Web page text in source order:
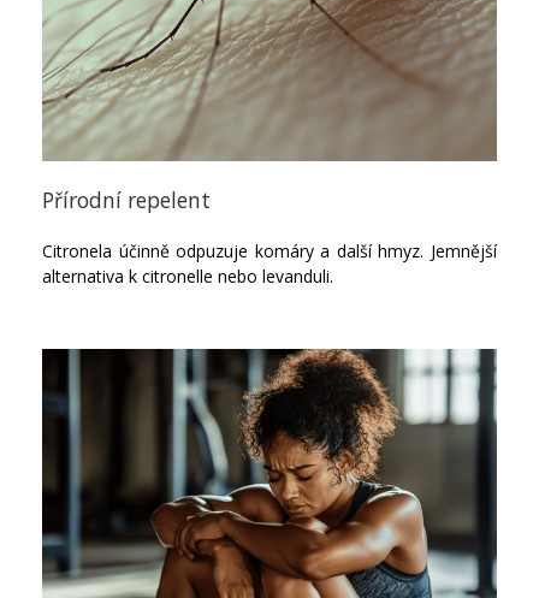
Přírodní repelent
Citronela účinně odpuzuje komáry a další hmyz. Jemnější
alternativa k citronelle nebo levanduli.